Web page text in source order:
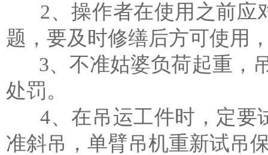
2、操作者在使用之前应
题，要及时修缮后方可使用
3、不准姑婆负荷起重，
处罚。
4、在吊运工件时，定要
准斜吊，单臂吊机重新试吊